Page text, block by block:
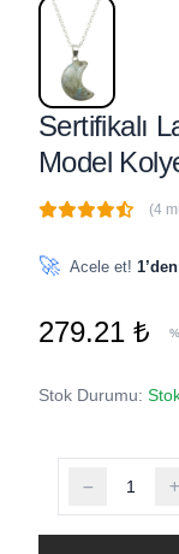
Sertifikalı
Model
(4
🚀 Acele et!
279.21 ₺
Stok Durumu: